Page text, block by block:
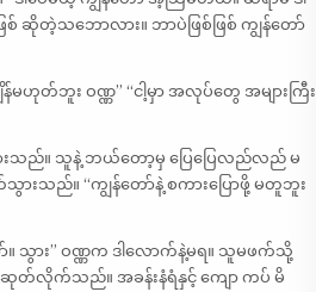
စ် ဆိုတဲ့သဘောလား။ ဘာပဲဖြစ်ဖြစ် ကျွန်တော်
မဟုတ်ဘူး ဝဏ္ဏ” “ငါ့မှာ အလုပ်တွေ အများကြီး
းသည်။ သူနဲ့ ဘယ်တော့မှ ပြေပြေလည်လည် မ
းသည်။ “ကျွန်တော်နဲ့ စကားပြောဖို့ မတူဘူး
။ သွား” ဝဏ္ဏက ဒါလောက်နဲ့မရ။ သူမဖက်သို့
လိုက်သည်။ အခန်းနံရံနှင့် ကျော ကပ် မိ